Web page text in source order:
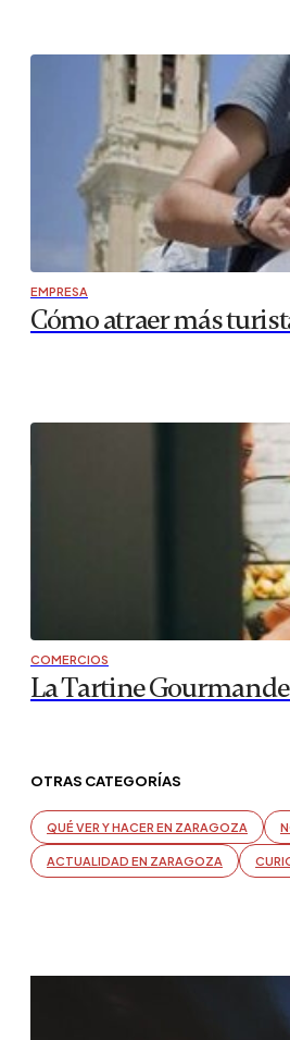
EMPRESA
Cómo atraer más
COMERCIOS
La Tartine
OTRAS CATEGORÍAS
QUÉ VER Y HACER EN ZARAGOZA
ACTUALIDAD EN ZARAGOZA